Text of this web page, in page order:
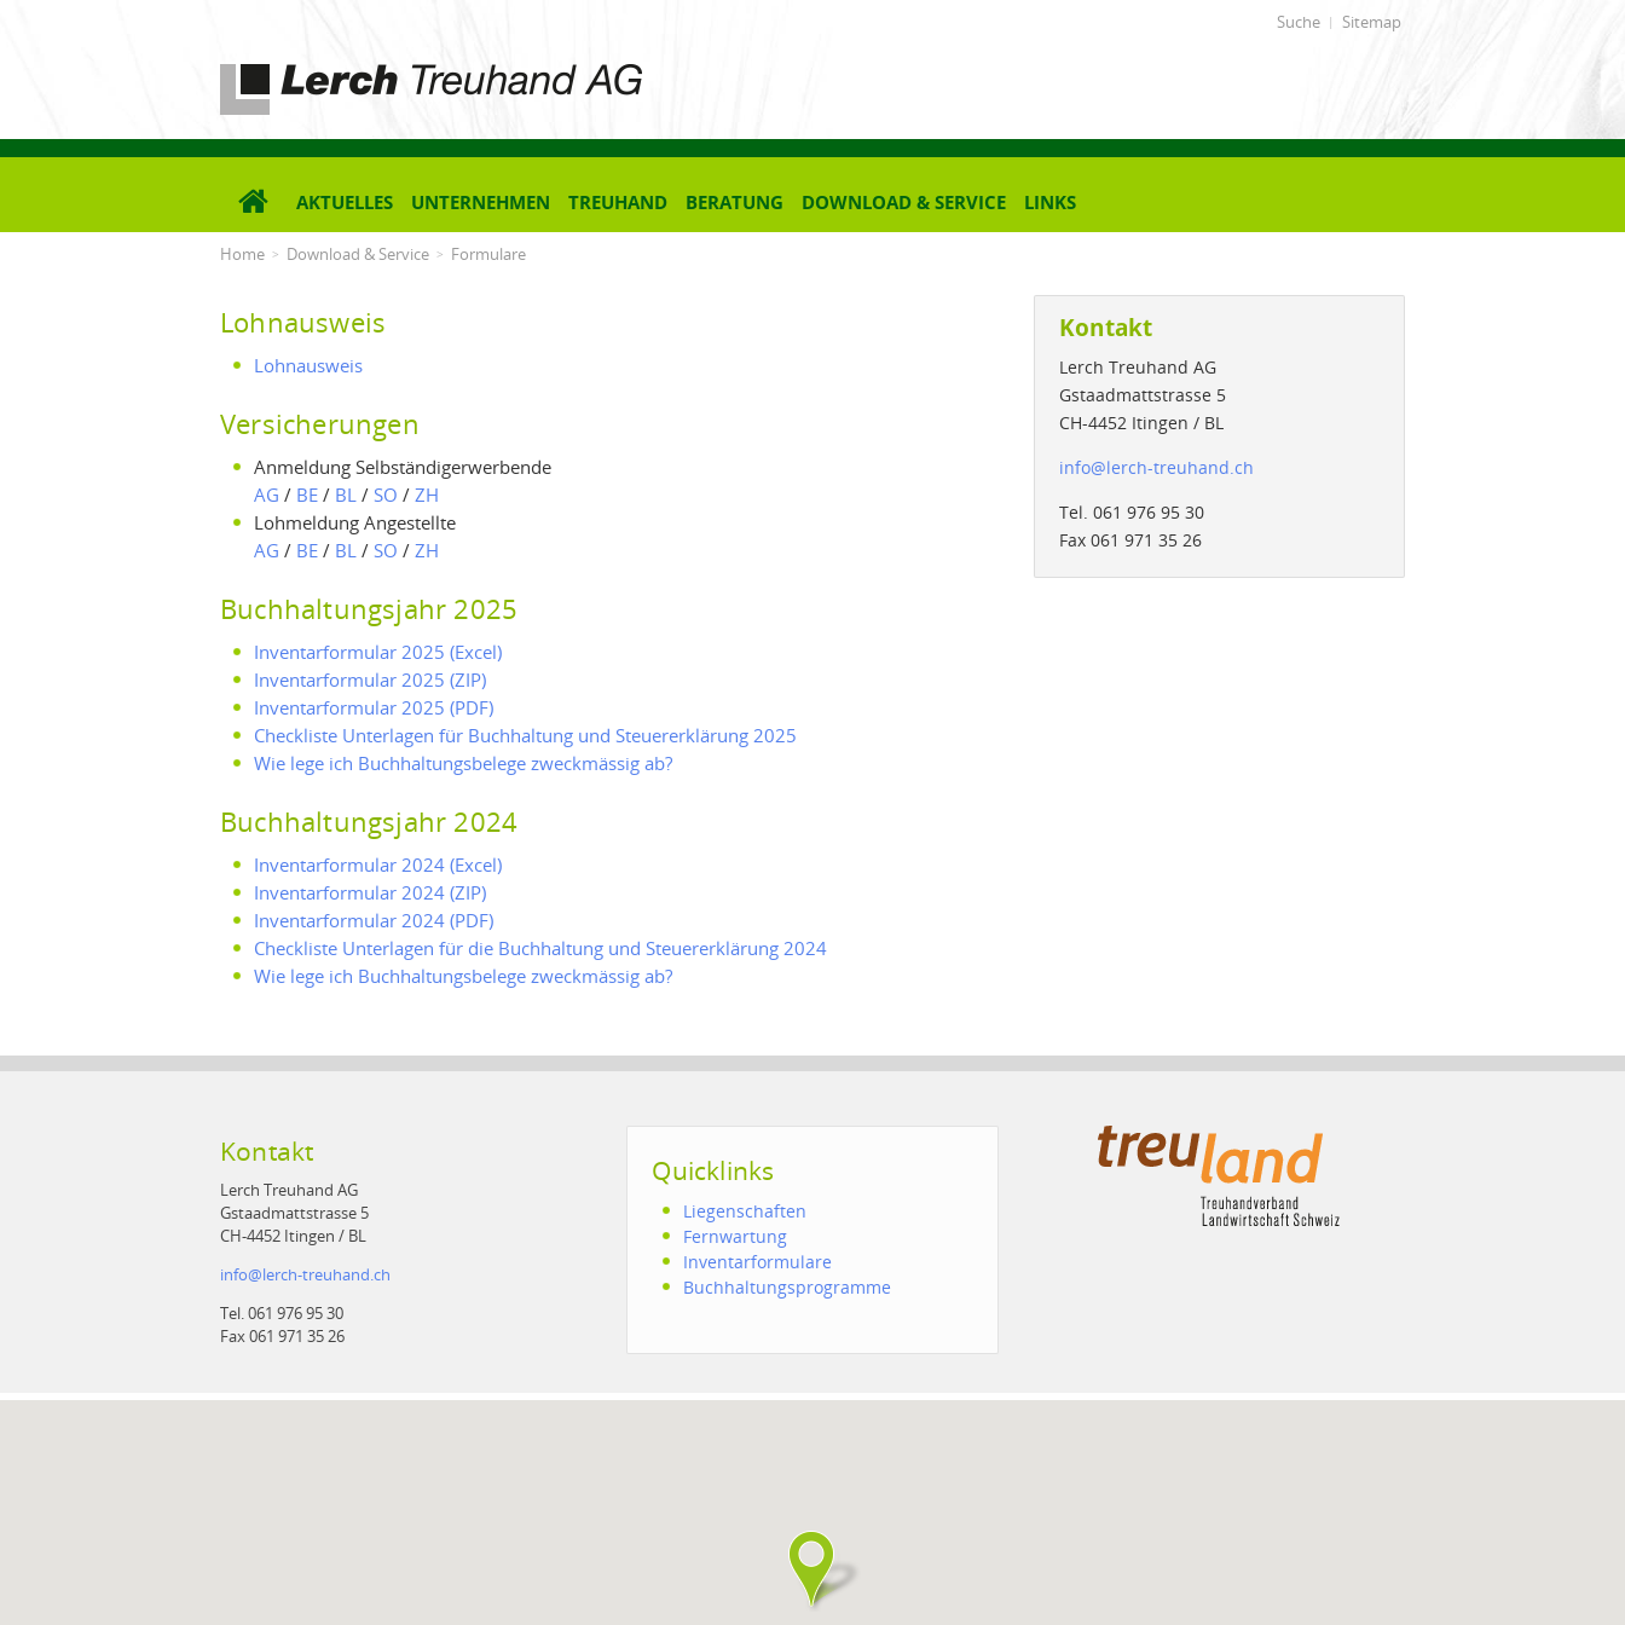
Lerch Treuhand AG
Suche Sitemap
AKTUELLES UNTERNEHMEN TREUHAND BERATUNG DOWNLOAD & SERVICE LINKS
Home Download & Service Formulare
Lohnausweis
Lohnausweis
Versicherungen
Anmeldung Selbständigerwerbende
AG / BE / BL / SO / ZH
Lohmeldung Angestellte
AG / BE / BL / SO / ZH
Buchhaltungsjahr 2025
Inventarformular 2025 (Excel)
Inventarformular 2025 (ZIP)
Inventarformular 2025 (PDF)
Checkliste Unterlagen für Buchhaltung und Steuererklärung 2025
Wie lege ich Buchhaltungsbelege zweckmässig ab?
Buchhaltungsjahr 2024
Inventarformular 2024 (Excel)
Inventarformular 2024 (ZIP)
Inventarformular 2024 (PDF)
Checkliste Unterlagen für die Buchhaltung und Steuererklärung 2024
Wie lege ich Buchhaltungsbelege zweckmässig ab?
Kontakt
Lerch Treuhand AG
Gstaadmattstrasse 5
CH-4452 Itingen / BL
info@lerch-treuhand.ch
Tel. 061 976 95 30
Fax 061 971 35 26
Kontakt
Lerch Treuhand AG
Gstaadmattstrasse 5
CH-4452 Itingen / BL
info@lerch-treuhand.ch
Tel. 061 976 95 30
Fax 061 971 35 26
Quicklinks
Liegenschaften
Fernwartung
Inventarformulare
Buchhaltungsprogramme